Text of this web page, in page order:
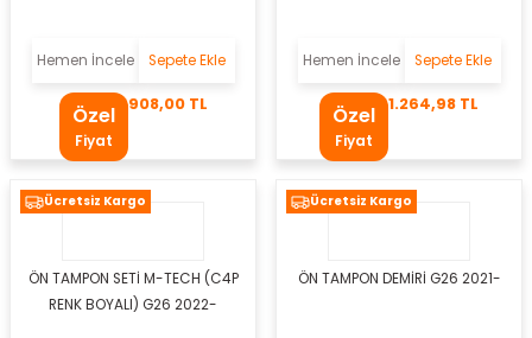
Hemen İncele Sepete Ekle
Özel
Fiyat
908,00 TL
Hemen İncele Sepete Ekle
Özel
Fiyat
1.264,98 TL
Ücretsiz Kargo
ÖN TAMPON SETİ M-TECH (C4P
RENK BOYALI) G26 2022-
Ücretsiz Kargo
ÖN TAMPON DEMİRİ G26 2021-